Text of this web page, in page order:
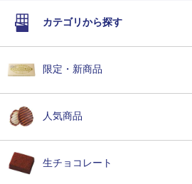
カテゴリから探す
限定・新商品
人気商品
生チョコレート